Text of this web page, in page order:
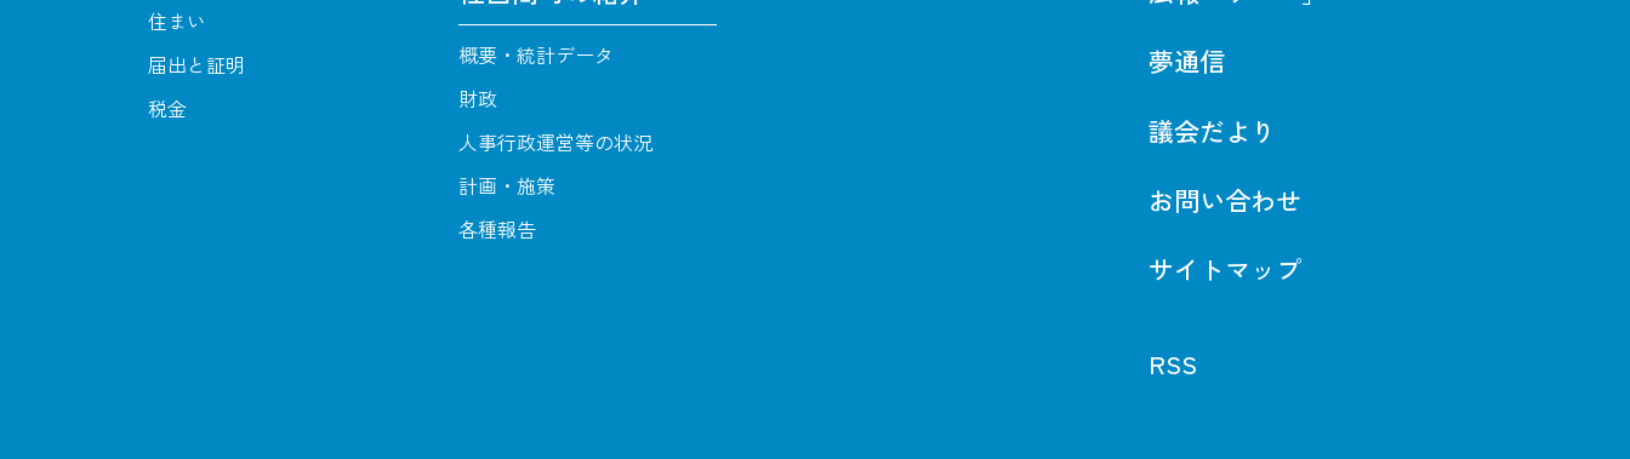
住まい
届出と証明
税金
概要・統計データ
財政
人事行政運営等の状況
計画・施策
各種報告
夢通信
議会だより
お問い合わせ
サイトマップ
RSS